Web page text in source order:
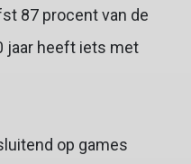
87 procent van de
jaar heeft iets met
op games